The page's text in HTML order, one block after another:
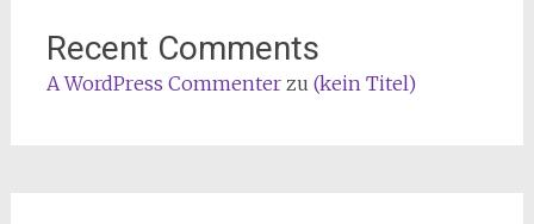
Recent Comments
A WordPress Commenterzu (kein Titel)